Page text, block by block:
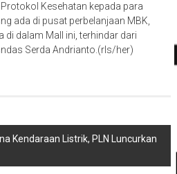
Kesehatan kepada para
ada di pusat perbelanjaan MBK,
di dalam Mall ini, terhindar dari
Serda Andrianto.(rls/her)
Kendaraan Listrik, PLN Luncurkan